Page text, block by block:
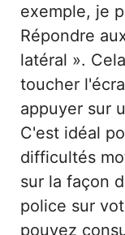
exemple, je
Répondre
latéral ».
toucher
appuyer sur
C'est idéal
difficultés
sur la façon
police sur
pouvez